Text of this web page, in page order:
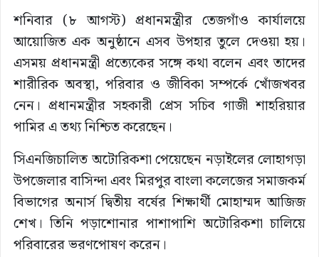
শনিবার (৮ আগস্ট) প্রধানমন্ত্রীর তেজগাঁও কার্যালয়ে
আয়োজিত এক অনুষ্ঠানে এসব উপহার তুলে দেওয়া হয়।
এসময় প্রধানমন্ত্রী প্রত্যেকের সঙ্গে কথা বলেন এবং তাদের
শারীরিক অবস্থা, পরিবার ও জীবিকা সম্পর্কে খোঁজখবর
নেন। প্রধানমন্ত্রীর সহকারী প্রেস সচিব গাজী শাহরিয়ার
পামির এ তথ্য নিশ্চিত করেছেন।
সিএনজিচালিত অটোরিকশা পেয়েছেন নড়াইলের লোহাগড়া
উপজেলার বাসিন্দা এবং মিরপুর বাংলা কলেজের সমাজকর্ম
বিভাগের অনার্স দ্বিতীয় বর্ষের শিক্ষার্থী মোহাম্মদ আজিজ
শেখ। তিনি পড়াশোনার পাশাপাশি অটোরিকশা চালিয়ে
পরিবারের ভরণপোষণ করেন।